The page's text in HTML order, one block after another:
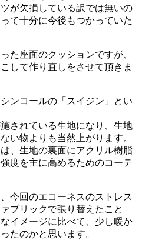
が欠損している訳では無いの
て十分に今後もつかっていた
た座面のクッションですが、
して作り直しをさせて頂きま
ンコールの「スイジン」とい
されている生地になり、生地
い物よりも当然上がります。
、生地の裏面にアクリル樹脂
度を主に高めるためのコーテ
今回のエコーネスのストレス
ブリックで張り替えたこと
イメージに比べて、少し暖か
たのかと思います。